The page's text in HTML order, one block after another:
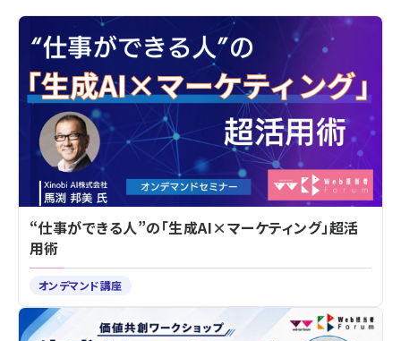
“仕事ができる人”の「生成AI×マーケティング」超活
用術
オンデマンド講座